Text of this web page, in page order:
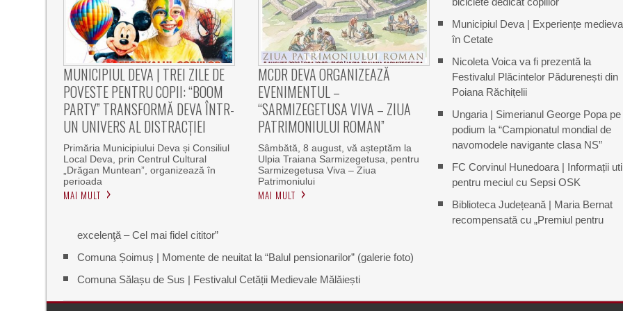
MUNICIPIUL DEVA | TREI ZILE DE
POVESTE PENTRU COPII: “BOOM
PARTY” TRANSFORMĂ DEVA ÎNTR-
UN UNIVERS AL DISTRACȚIEI
Primăria Municipiului Deva și Consiliul
Local Deva, prin Centrul Cultural
„Drăgan Muntean”, organizează în
perioada
MAI MULT
MCDR DEVA ORGANIZEAZĂ
EVENIMENTUL –
“SARMIZEGETUSA VIVA – ZIUA
PATRIMONIULUI ROMAN”
Sâmbătă, 8 august, vă așteptăm la
Ulpia Traiana Sarmizegetusa, pentru
Sarmizegetusa Viva – Ziua
Patrimoniului
MAI MULT
Municipiul Deva | Experiențe
în Cetate
Nicoleta Voica va fi prezentă la
Festivalul Plăcintelor Pădurenești din
Poiana Răchițelii
Ungaria | Simerianul George Popa pe
podium la “Campionatul mondial de
navomodele navigante clasa NS”
FC Corvinul Hunedoara | Informații
pentru meciul cu Sepsi OSK
Biblioteca Județeană | Maria Bernat
recompensată cu „Premiul pentru
excelenţă – Cel mai fidel cititor”
Comuna Șoimuș | Momente de neuitat la “Balul pensionarilor” (galerie foto)
Comuna Sălașu de Sus | Festivalul Cetății Medievale Mălăiești